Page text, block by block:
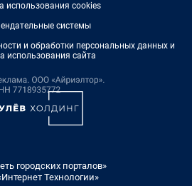
использования cookies
системы
и обработки персональных данных и
использования сайта
городских порталов»
Технологии»